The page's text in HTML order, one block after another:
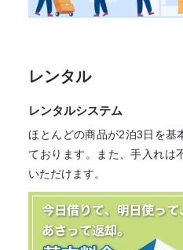
レンタル
レンタルシステム
ほとんどの商品が2泊3日を基
ております。
また、手入れは
いただけます。